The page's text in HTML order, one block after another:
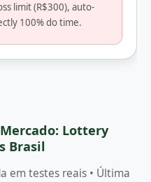
limit (R$300), auto-
100% do time.
Lottery
Brasil
em testes reais • Última